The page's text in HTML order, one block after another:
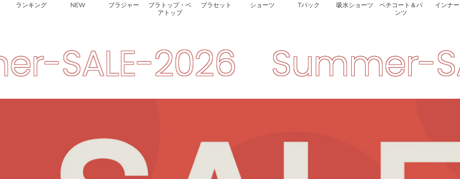
ランキング NEW ブラジャー
ブラトップ・ベ
アトップ
ブラセット ショーツ Tバック 吸水ショーツ
ペチコート＆パ
ンツ
インナー
Summer-SALE-2026